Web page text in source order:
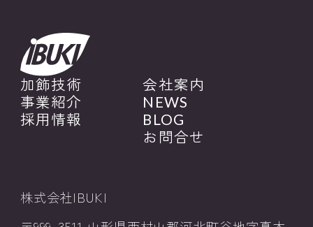
加飾技術
事業紹介
採用情報
会社案内
NEWS
BLOG
お問合せ
株式会社IBUKI